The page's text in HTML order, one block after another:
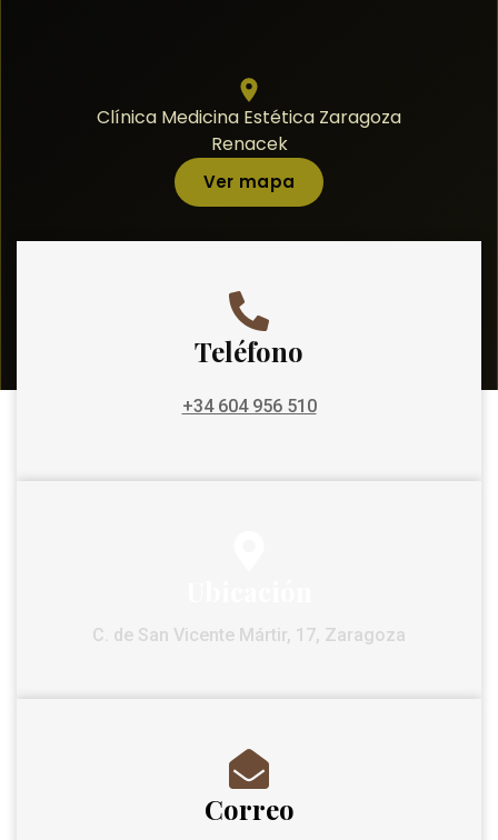
Clínica Medicina Estética Zaragoza
Renacek
Ver mapa
Teléfono
+34 604 956 510
C. de San Vicente Mártir, 17, Zaragoza
Correo